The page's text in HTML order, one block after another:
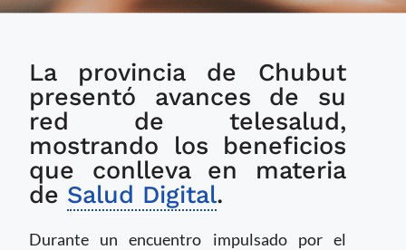
presentó avances
sobre Red Provincial
de Telesalud
La provincia de Chubut
presentó avances de su
red de telesalud,
mostrando los beneficios
que conlleva en materia
de Salud Digital.
Durante un encuentro impulsado por el